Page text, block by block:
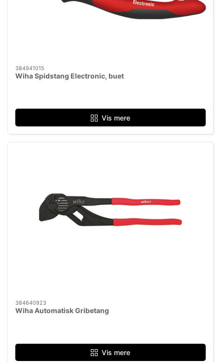
384941015
Wiha Spidstang Electronic, buet
Vis mere
384640923
Wiha Automatisk Gribetang
Vis mere